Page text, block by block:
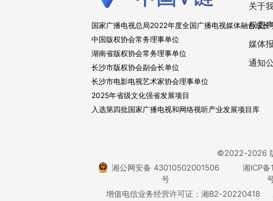
国家广播电视总局2022年度全国广播电视媒体融合成长
中国版权协会常务理事单位
湖南省版权协会常务理事单位
长沙市版权协会副会长单位
长沙市电影电视艺术家协会理事单位
2025年省级文化强省发展项目
入选第四批国家广播电视和网络视听产业发展项目库
关于
权责
媒体
通知
©2022-2026
湘公网安备 43010502001506
号
湘ICP
增值电信业务经营许可证：湘B2-20220418